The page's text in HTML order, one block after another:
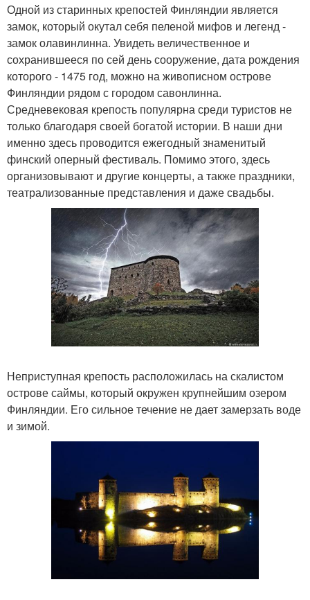
Одной из старинных крепостей Финляндии является
замок, который окутал себя пеленой мифов и легенд -
замок олавинлинна. Увидеть величественное и
сохранившееся по сей день сооружение, дата рождения
которого - 1475 год, можно на живописном острове
Финляндии рядом с городом савонлинна.
Средневековая крепость популярна среди туристов не
только благодаря своей богатой истории. В наши дни
именно здесь проводится ежегодный знаменитый
финский оперный фестиваль. Помимо этого, здесь
организовывают и другие концерты, а также праздники,
театрализованные представления и даже свадьбы.
Неприступная крепость расположилась на скалистом
острове саймы, который окружен крупнейшим озером
Финляндии. Его сильное течение не дает замерзать воде
и зимой.